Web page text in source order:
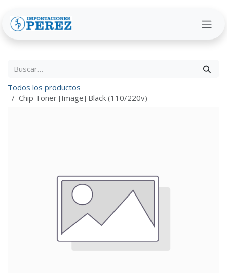
Todos los productos
Chip Toner [Image] Black (110/220v)